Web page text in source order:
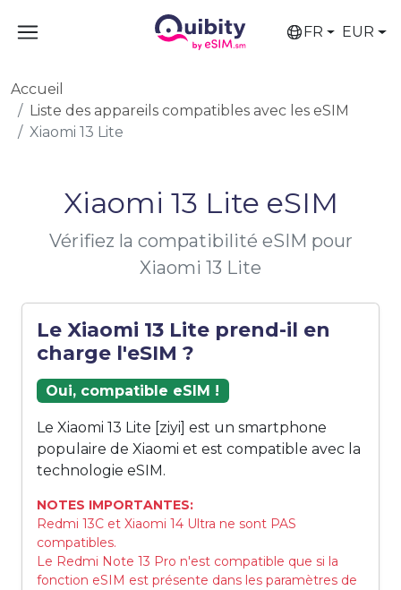
FR EUR
Accueil
Liste des appareils compatibles avec les eSIM
Xiaomi 13 Lite
Xiaomi 13 Lite eSIM
Vérifiez la compatibilité eSIM pour
Xiaomi 13 Lite
Le Xiaomi 13 Lite prend-il en
charge l'eSIM ?
Oui, compatible eSIM !
Le Xiaomi 13 Lite [ziyi] est un smartphone
populaire de Xiaomi et est compatible avec la
technologie eSIM.
NOTES IMPORTANTES:
Redmi 13C et Xiaomi 14 Ultra ne sont PAS
compatibles.
Le Redmi Note 13 Pro n'est compatible que si la
fonction eSIM est présente dans les paramètres de